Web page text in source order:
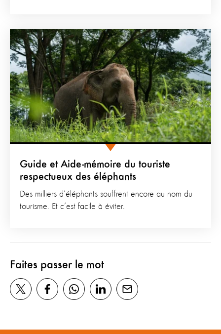
Guide et Aide-mémoire du touriste
respectueux des éléphants
Des milliers d’éléphants souffrent encore au nom du
tourisme. Et c’est facile à éviter.
Faites passer le mot